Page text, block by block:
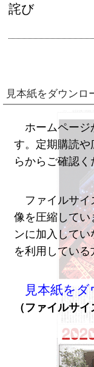
詫び
見本紙をダウンロ
ホームページ
す。定期購読や
らからご確認く
ファイルサ
像を圧縮して
ンに加入して
を利用している
見本紙を
（ファイルサイ